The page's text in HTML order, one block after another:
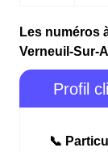
Les numéros
Verneuil-Sur-
Profil
📞